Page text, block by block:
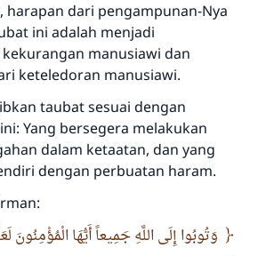
harapan dari pengampunan-Nya
ini adalah menjadi
manusiawi dan
keteledoran manusiawi.
taubat sesuai dengan
Yang bersegera melakukan
dalam ketaatan, dan yang
dengan perbuatan haram.
وَتُوبُوا إِلَى اللَّهِ جَمِيعاً أَيُّهَا الْمُؤْمِنُونَ